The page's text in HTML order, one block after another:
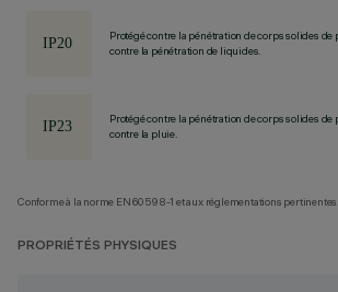
Protégé contre la pénétration de corps solides
contre la pénétration de liquides.
Protégé contre la pénétration de corps solides de
contre la pluie.
Conforme à la norme EN60598-1 et aux réglementations pertinentes.
PROPRIÉTÉS PHYSIQUES